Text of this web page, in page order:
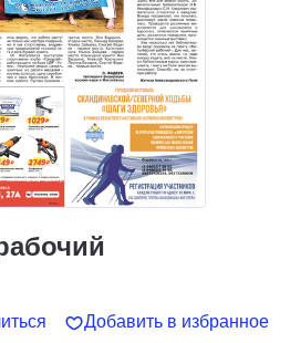
Добавить в избранное